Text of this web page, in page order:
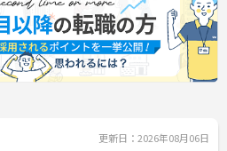
更新日：2026年08月06日